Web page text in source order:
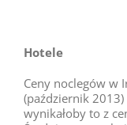
Hotele
Ceny noclegów w
(październik
wynikałoby to z